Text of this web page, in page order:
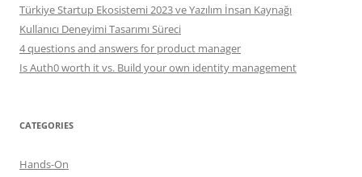
Türkiye Startup Ekosistemi 2023 ve Yazılım İnsan Kaynağı
Kullanıcı Deneyimi Tasarımı Süreci
4 questions and answers for product manager
Is Auth0 worth it vs. Build your own identity management
CATEGORIES
Hands-On